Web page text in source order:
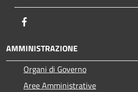
AMMINISTRAZIONE
Organi di Governo
Aree Amministrative